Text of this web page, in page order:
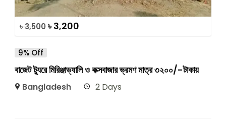
৳3,500৳3,200
9% Off
বাজেট ট্যুরে মিরিঞ্জাভ্যালি ও কক্সবাজার ভ্রমণ মাত্র ৩২০০/-টাকায়
Bangladesh 2 Days